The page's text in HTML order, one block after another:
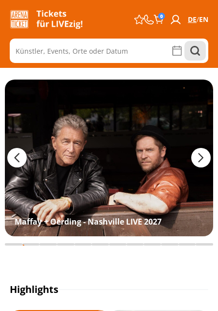
0 DE EN
Maffay + Oerding - Nashville LIVE 2027
Highlights